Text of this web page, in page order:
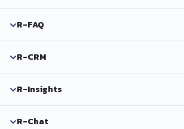
R-FAQ
R-CRM
R-Insights
R-Chat